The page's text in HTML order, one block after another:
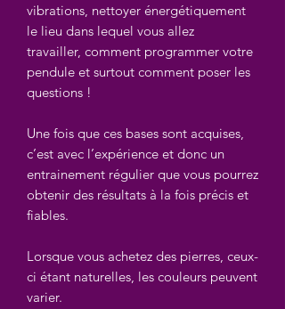
vibrations, nettoyer énergétiquement
le lieu dans lequel vous allez
travailler, comment programmer votre
pendule et surtout comment poser les
questions !
Une fois que ces bases sont acquises,
c’est avec l’expérience et donc un
entrainement régulier que vous pourrez
obtenir des résultats à la fois précis et
fiables.
Lorsque vous achetez des pierres, ceux-
ci étant naturelles, les couleurs peuvent
varier.